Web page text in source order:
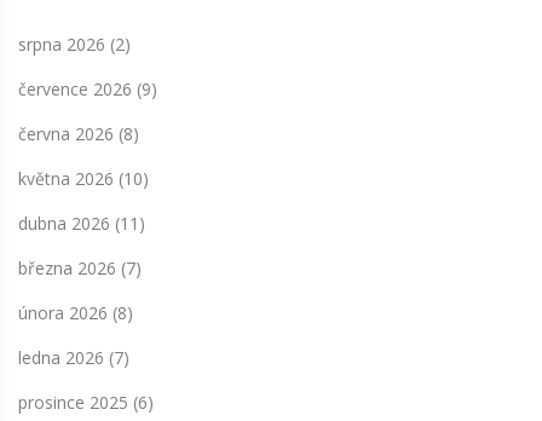
srpna 2026 (2)
července 2026 (9)
června 2026 (8)
května 2026 (10)
dubna 2026 (11)
března 2026 (7)
února 2026 (8)
ledna 2026 (7)
prosince 2025 (6)